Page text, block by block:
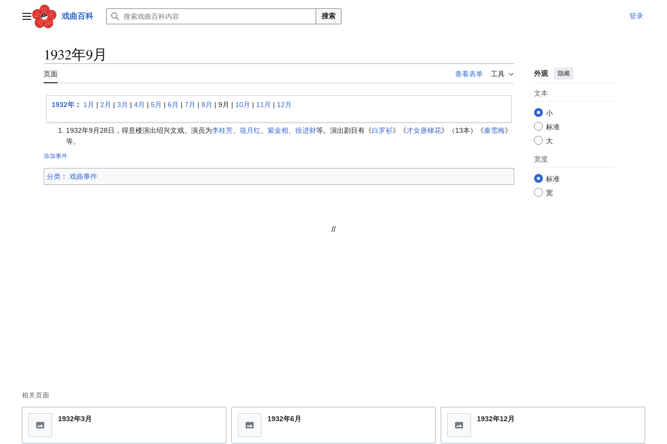
主菜单 戏曲百科 搜索 登录
1932年9月
页面 查看表单 工具 外观 隐藏
文本
小
标准
大
宽度
标准
宽
1932年 ： 1月 | 2月 | 3月 | 4月 | 5月 | 6月 | 7月 | 8月 | 9月 | 10月 | 11月 | 12月
1932年9月28日，得意楼演出绍兴文戏。演员为李桂芳、 筱月红 紫金相 徐进财等。演出剧目有《白罗衫》《才女唐棣花》（13本）《秦雪梅》
等。
添加事件
分类 ：​ 戏曲事件
//
相关页面
1932年3月 1932年6月 1932年12月